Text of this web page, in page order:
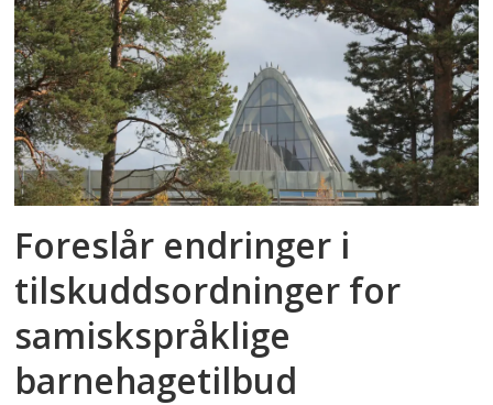
Foreslår endringer i
tilskuddsordninger for
samiskspråklige
barnehagetilbud